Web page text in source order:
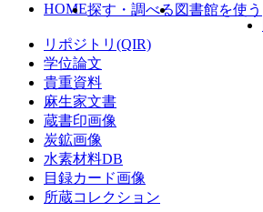
HOME探す・調べる 図書館を使う
リポジトリ(QIR)
学位論文
貴重資料
麻生家文書
蔵書印画像
炭鉱画像
水素材料DB
目録カード画像
所蔵コレクション